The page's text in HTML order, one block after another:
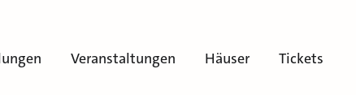
Veranstaltungen Häuser Tickets